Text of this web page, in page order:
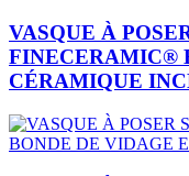
VASQUE À
FINECERAMIC®
CÉRAMIQUE